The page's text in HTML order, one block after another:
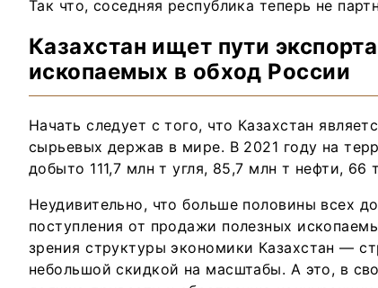
Так что, соседняя республика теперь не
Казахстан ищет пути
ископаемых в обход России
Начать следует с того, что Казахстан
сырьевых держав в мире. В 2021 году на
добыто 111,7 млн т угля, 85,7 млн т нефти, 66
Неудивительно, что больше половины всех
поступления от продажи полезных
зрения структуры экономики Казахстан —
небольшой скидкой на масштабы. А это, в